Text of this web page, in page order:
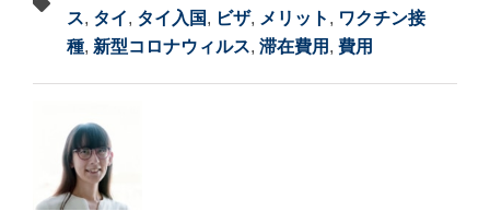
ス, タイ, タイ入国, ビザ, メリット , ワクチン接
種, 新型コロナウィルス, 滞在費用 , 費用